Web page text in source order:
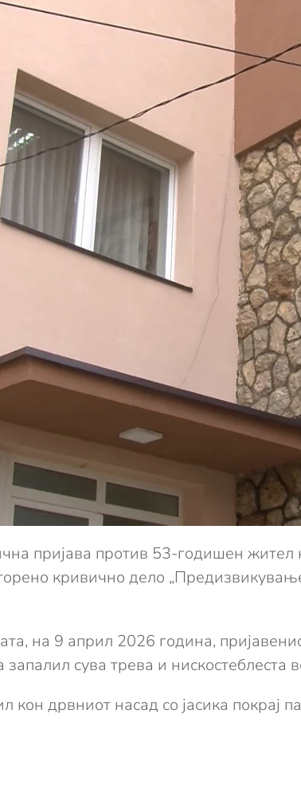
пријава против 53-годишен
кривично дело
на 9 април 2026 година,
сува трева и нискостеблеста
дрвниот насад со јасика покрај